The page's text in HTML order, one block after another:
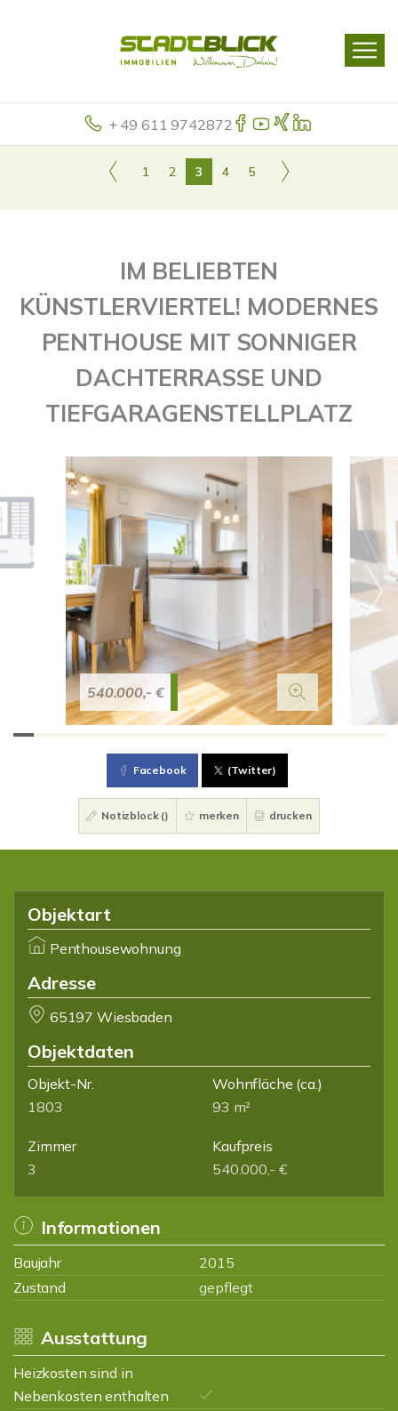
+ 49 611 9742872
1 2 3 4 5
IM BELIEBTEN
KÜNSTLERVIERTEL! MODERNES
PENTHOUSE MIT SONNIGER
DACHTERRASSE UND
TIEFGARAGENSTELLPLATZ
540.000,- €
Facebook (Twitter)
Notizblock () merken drucken
Objektart
Penthousewohnung
Adresse
65197 Wiesbaden
Objektdaten
Objekt-Nr.
1803
Wohnfläche (ca.)
93 m²
Zimmer
3
Kaufpreis
540.000,- €
Informationen
Baujahr
2015
Zustand
gepflegt
Ausstattung
Heizkosten sind in
Nebenkosten enthalten